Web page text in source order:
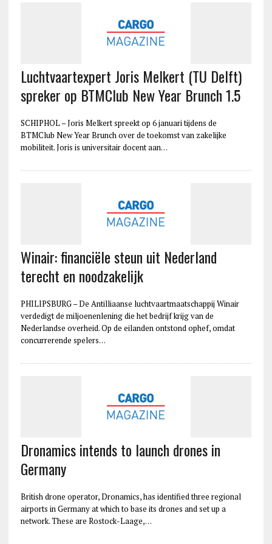
Luchtvaartexpert Joris Melkert (TU Delft)
spreker op BTMClub New Year Brunch 1.5
SCHIPHOL – Joris Melkert spreekt op 6 januari tijdens de
BTMClub New Year Brunch over de toekomst van zakelijke
mobiliteit. Joris is universitair docent aan…
Winair: financiële steun uit Nederland
terecht en noodzakelijk
PHILIPSBURG – De Antilliaanse luchtvaartmaatschappij Winair
verdedigt de miljoenenlening die het bedrijf krijg van de
Nederlandse overheid. Op de eilanden ontstond ophef, omdat
concurrerende spelers…
Dronamics intends to launch drones in
Germany
British drone operator, Dronamics, has identified three regional
airports in Germany at which to base its drones and set up a
network. These are Rostock-Laage,…